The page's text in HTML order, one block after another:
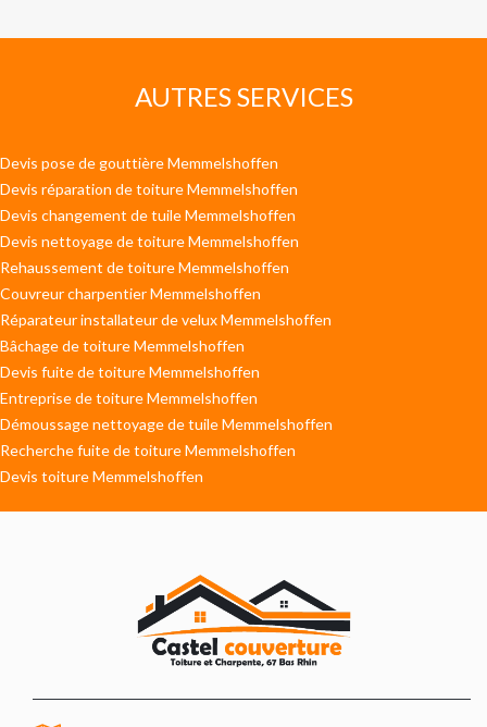
AUTRES SERVICES
Devis pose de gouttière Memmelshoffen
Devis réparation de toiture Memmelshoffen
Devis changement de tuile Memmelshoffen
Devis nettoyage de toiture Memmelshoffen
Rehaussement de toiture Memmelshoffen
Couvreur charpentier Memmelshoffen
Réparateur installateur de velux Memmelshoffen
Bâchage de toiture Memmelshoffen
Devis fuite de toiture Memmelshoffen
Entreprise de toiture Memmelshoffen
Démoussage nettoyage de tuile Memmelshoffen
Recherche fuite de toiture Memmelshoffen
Devis toiture Memmelshoffen